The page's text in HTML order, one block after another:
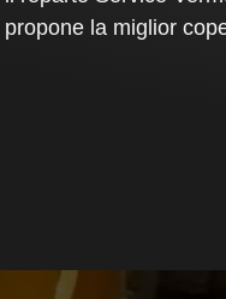
propone la miglior